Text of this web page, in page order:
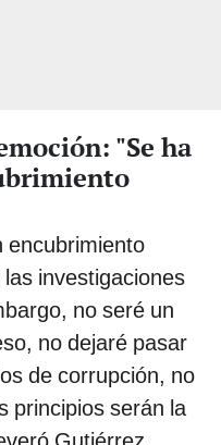
"Se ha
encubrimiento
investigaciones
no seré un
no dejaré pasar
de corrupción, no
principios serán la